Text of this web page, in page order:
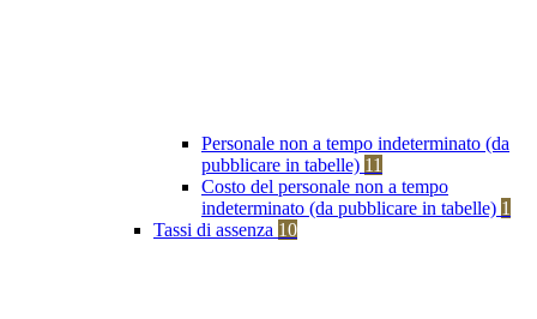
Personale non a tempo indeterminato (da
pubblicare in tabelle) 11
Costo del personale non a tempo
indeterminato (da pubblicare in tabelle) 1
Tassi di assenza 10